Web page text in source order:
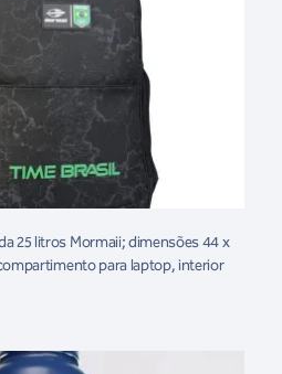
25 litros Mormaii; dimensões 44 x
para laptop, interior